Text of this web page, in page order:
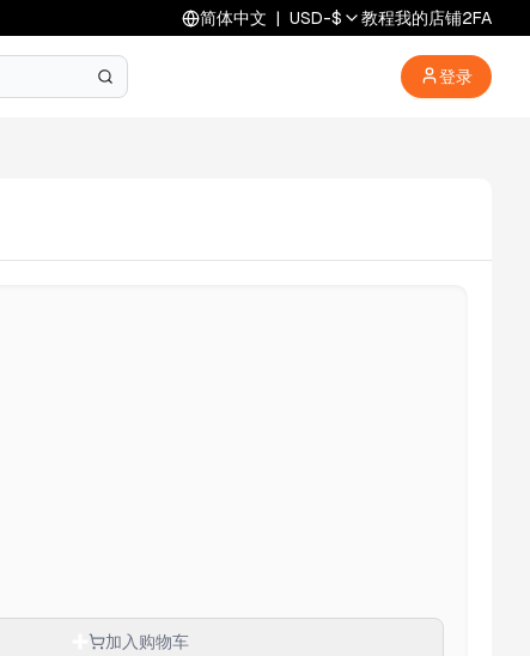
简体中文 | USD-$ 教程我的店铺2FA
登录
加入购物车